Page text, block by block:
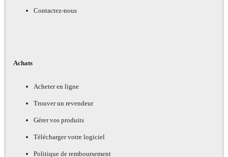
Contactez-nous
Achats
Acheter en ligne
Trouver un revendeur
Gérer vos produits
Télécharger votre logiciel
Politique de remboursement